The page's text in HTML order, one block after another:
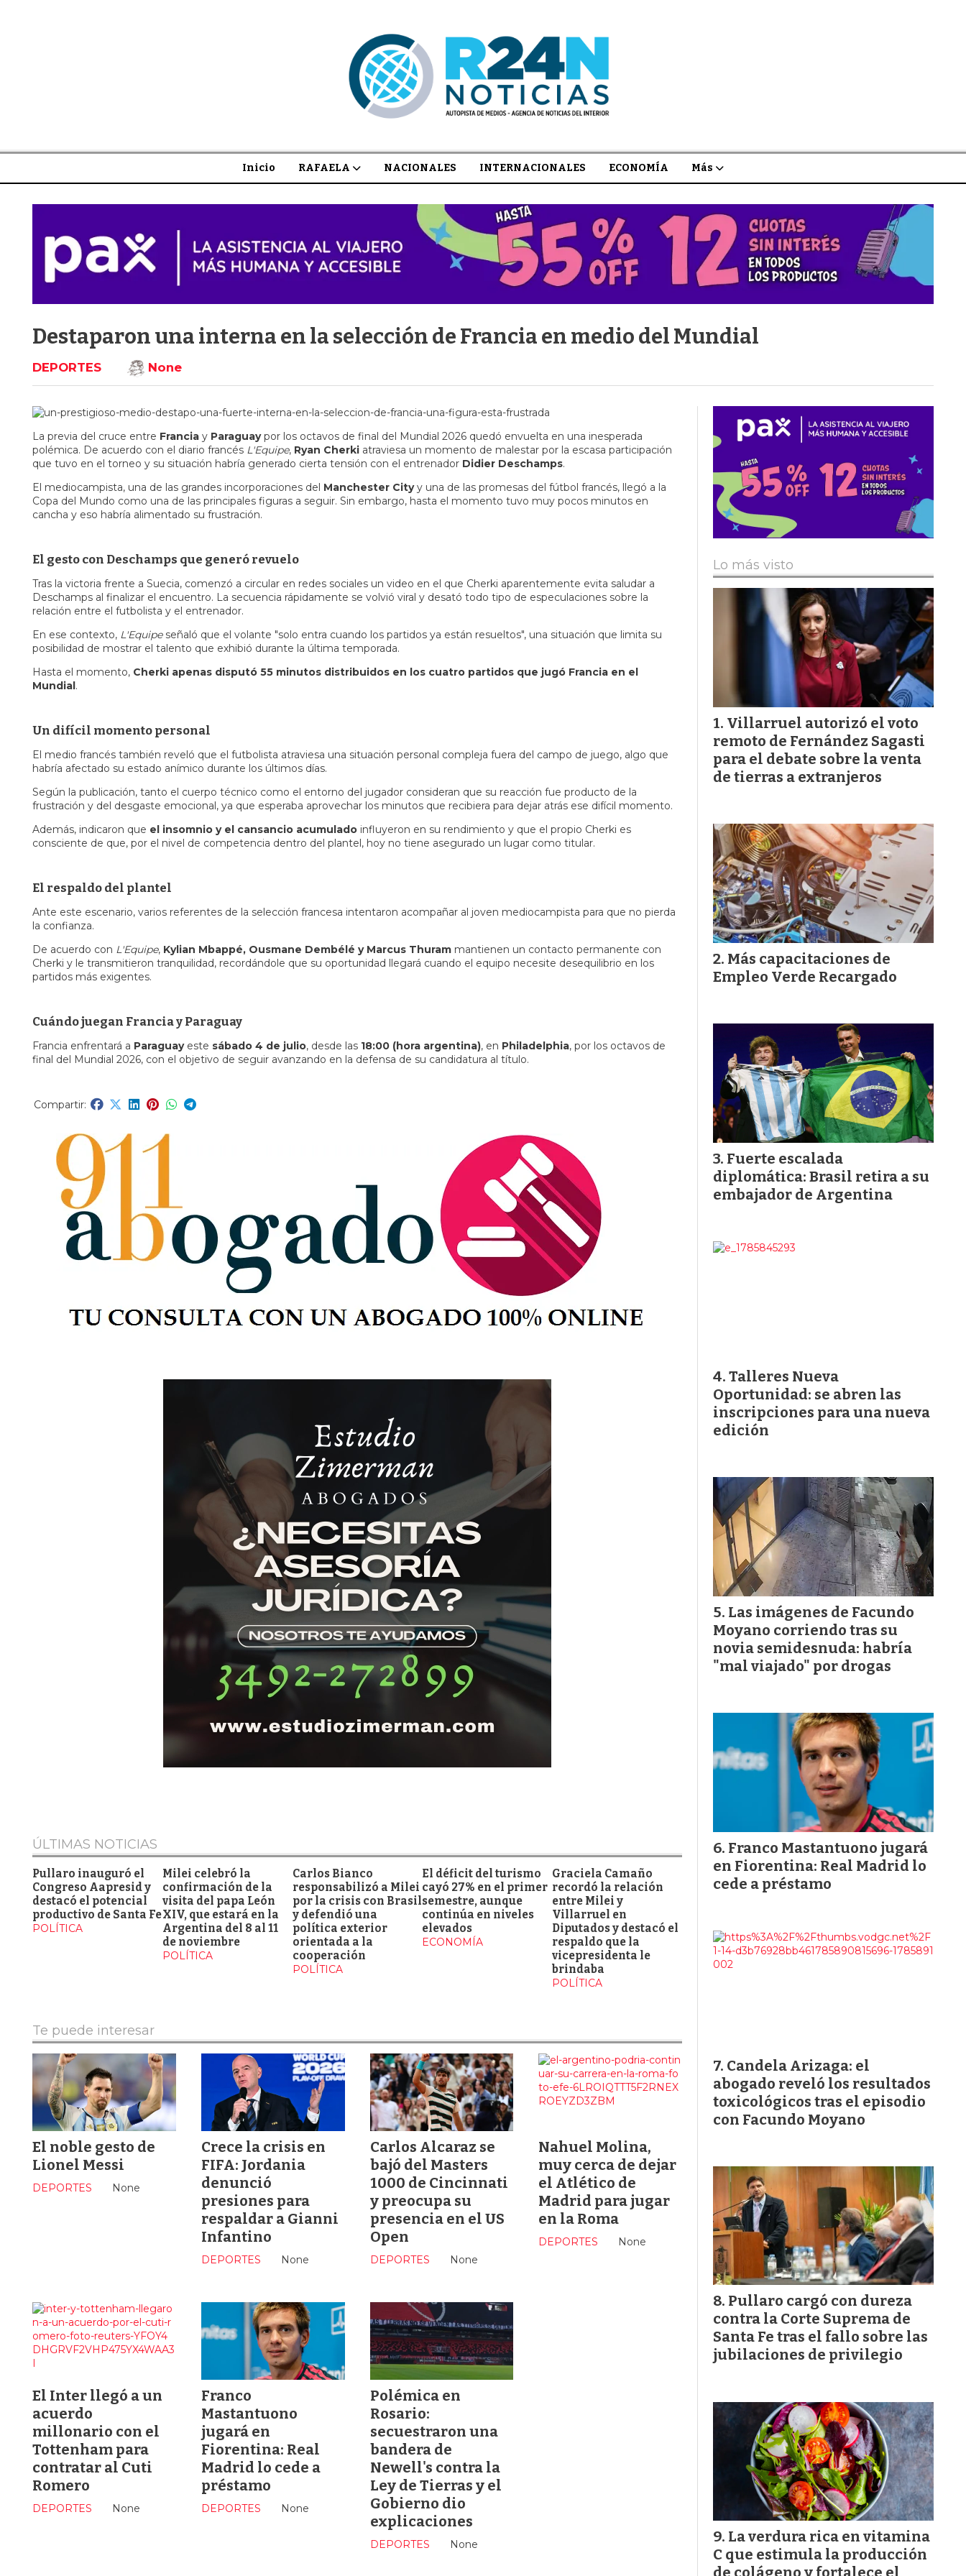
Inicio RAFAELA NACIONALES INTERNACIONALES ECONOMÍA Más
Destaparon una interna en la selección de Francia en medio del Mundial
DEPORTES None
La previa del cruce entre Francia y Paraguaypor los octavos de final del Mundial 2026 quedó envuelta en una inesperada
polémica. De acuerdo con el diario francés L'Equipe, Ryan Cherki atraviesa un momento de malestar por la escasa participación
que tuvo en el torneo y su situación habría generado cierta tensión con el entrenador Didier Deschamps.
El mediocampista, una de las grandes incorporaciones del Manchester Cityy una de las promesas del fútbol francés, llegó a la
Copa del Mundo como una de las principales figuras a seguir. Sin embargo, hasta el momento tuvo muy pocos minutos en
cancha y eso habría alimentado su frustración.
El gesto con Deschamps que generó revuelo
Tras la victoria frente a Suecia, comenzó a circular en redes sociales un video en el que Cherki aparentemente evita saludar a
Deschamps al finalizar el encuentro. La secuencia rápidamente se volvió viral y desató todo tipo de especulaciones sobre la
relación entre el futbolista y el entrenador.
En ese contexto, L'Equipeseñaló que el volante "solo entra cuando los partidos ya están resueltos", una situación que limita su
posibilidad de mostrar el talento que exhibió durante la última temporada.
Hasta el momento, Cherki apenas disputó 55 minutos distribuidos en los cuatro partidos que jugó Francia en el
Mundial.
Un difícil momento personal
El medio francés también reveló que el futbolista atraviesa una situación personal compleja fuera del campo de juego, algo que
habría afectado su estado anímico durante los últimos días.
Según la publicación, tanto el cuerpo técnico como el entorno del jugador consideran que su reacción fue producto de la
frustración y del desgaste emocional, ya que esperaba aprovechar los minutos que recibiera para dejar atrás ese difícil momento.
Además, indicaron que el insomnio y el cansancio acumulado influyeron en su rendimiento y que el propio Cherki es
consciente de que, por el nivel de competencia dentro del plantel, hoy no tiene asegurado un lugar como titular.
El respaldo del plantel
Ante este escenario, varios referentes de la selección francesa intentaron acompañar al joven mediocampista para que no pierda
la confianza.
De acuerdo con L'Equipe, Kylian Mbappé, Ousmane Dembélé y Marcus Thuram mantienen un contacto permanente con
Cherki y le transmitieron tranquilidad, recordándole que su oportunidad llegará cuando el equipo necesite desequilibrio en los
partidos más exigentes.
Cuándo juegan Francia y Paraguay
Francia enfrentará a Paraguayeste sábado 4 de julio, desde las 18:00 (hora argentina), en Philadelphia, por los octavos de
final del Mundial 2026, con el objetivo de seguir avanzando en la defensa de su candidatura al título.
ÚLTIMAS NOTICIAS
Pullaro inauguró el
Congreso Aapresid y
destacó el potencial
productivo de Santa Fe
POLÍTICA
Milei celebró la
confirmación de la
visita del papa León
XIV, que estará en la
Argentina del 8 al 11
de noviembre
POLÍTICA
Carlos Bianco
responsabilizó a Milei
por la crisis con Brasil
y defendió una
política exterior
orientada a la
cooperación
POLÍTICA
El déficit del turismo
cayó 27% en el primer
semestre, aunque
continúa en niveles
elevados
ECONOMÍA
Graciela Camaño
recordó la relación
entre Milei y
Villarruel en
Diputados y destacó el
respaldo que la
vicepresidenta le
brindaba
POLÍTICA
Te puede interesar
El noble gesto de
Lionel Messi
None
DEPORTES
Crece la crisis en
FIFA: Jordania
denunció
presiones para
respaldar a Gianni
Infantino
None
DEPORTES
Carlos Alcaraz se
bajó del Masters
1000 de Cincinnati
y preocupa su
presencia en el US
Open
None
DEPORTES
Nahuel Molina,
muy cerca de dejar
el Atlético de
Madrid para jugar
en la Roma
None
DEPORTES
El Inter llegó a un
acuerdo
millonario con el
Tottenham para
contratar al Cuti
Romero
None
DEPORTES
Franco
Mastantuono
jugará en
Fiorentina: Real
Madrid lo cede a
préstamo
None
DEPORTES
Polémica en
Rosario:
secuestraron una
bandera de
Newell's contra la
Ley de Tierras y el
Gobierno dio
explicaciones
None
DEPORTES
Lo más visto
Villarruel autorizó el voto
remoto de Fernández Sagasti
para el debate sobre la venta
de tierras a extranjeros
Más capacitaciones de
Empleo Verde Recargado
Fuerte escalada
diplomática: Brasil retira a su
embajador de Argentina
Talleres Nueva
Oportunidad: se abren las
inscripciones para una nueva
edición
Las imágenes de Facundo
Moyano corriendo tras su
novia semidesnuda: habría
"mal viajado" por drogas
Franco Mastantuono jugará
en Fiorentina: Real Madrid lo
cede a préstamo
Candela Arizaga: el
abogado reveló los resultados
toxicológicos tras el episodio
con Facundo Moyano
Pullaro cargó con dureza
contra la Corte Suprema de
Santa Fe tras el fallo sobre las
jubilaciones de privilegio
La verdura rica en vitamina
C que estimula la producción